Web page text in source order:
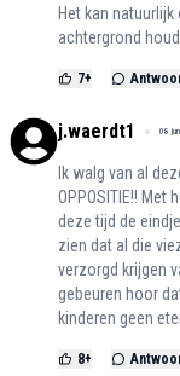
Het kan
achtergrond
7+
j.waerdt1 08
Ik walg van al
OPPOSITIE!!
deze tijd de
zien dat al die
verzorgd krijgen
gebeuren hoor
kinderen geen
8+